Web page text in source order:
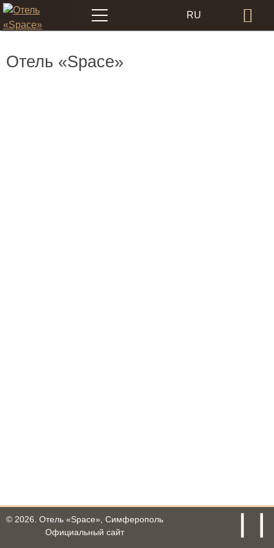
Меню RU
Отель «Space»
© 2026. Отель «Space», Симферополь
Официальный сайт